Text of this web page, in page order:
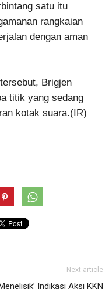
satu itu
rangkaian
dengan aman
Brigjen
titik yang sedang
kotak suara.(IR)
Next article
Indikasi Aksi KKN